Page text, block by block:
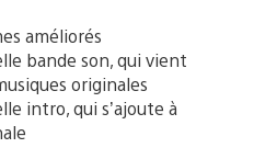
améliorés
bande son, qui vient
originales
intro, qui s’ajoute à